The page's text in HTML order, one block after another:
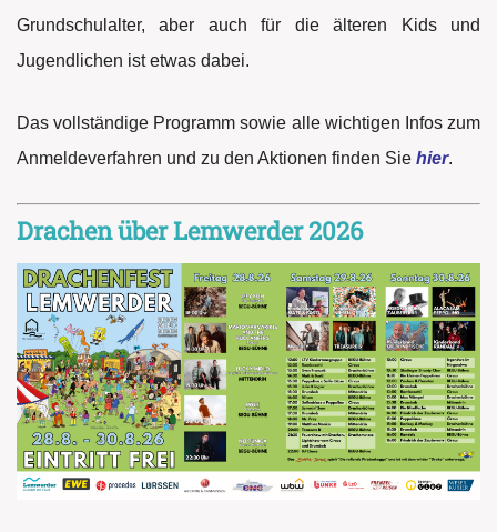
Grundschulalter, aber auch für die älteren Kids und
Jugendlichen ist etwas dabei.
Das vollständige Programm sowie alle wichtigen Infos zum
Anmeldeverfahren und zu den Aktionen finden Sie hier.
Drachen über Lemwerder 2026